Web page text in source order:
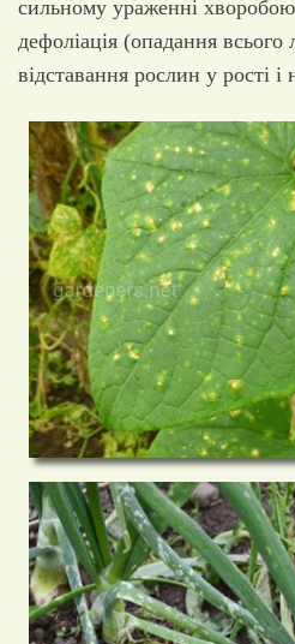
сильному ураженні хворобою
дефоліація (опадання всього
відставання рослин у рості